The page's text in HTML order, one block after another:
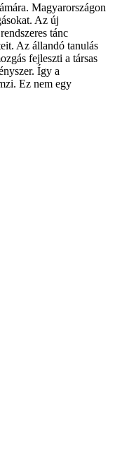
Magyarországon
Az új
tánc
Az állandó tanulás
fejleszti a társas
Így a
Ez nem egy